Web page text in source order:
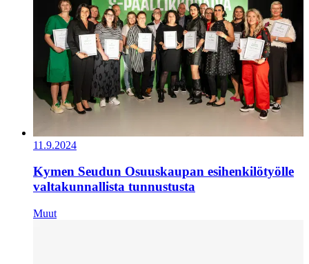
11.9.2024
Kymen Seudun Osuuskaupan esihenkilötyölle
valtakunnallista tunnustusta
Muut